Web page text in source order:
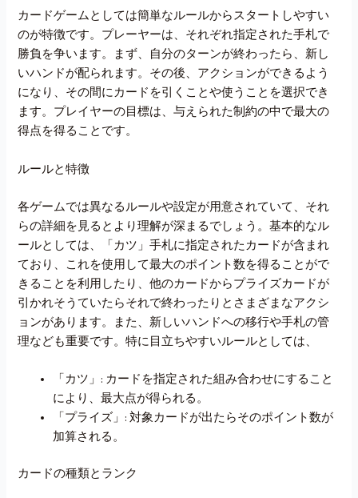
カードゲームとしては簡単なルールからスタートしやすい
のが特徴です。プレーヤーは、それぞれ指定された手札で
勝負を争います。まず、自分のターンが終わったら、新し
いハンドが配られます。その後、アクションができるよう
になり、その間にカードを引くことや使うことを選択でき
ます。プレイヤーの目標は、与えられた制約の中で最大の
得点を得ることです。
ルールと特徴
各ゲームでは異なるルールや設定が用意されていて、それ
らの詳細を見るとより理解が深まるでしょう。基本的なル
ールとしては、「カツ」手札に指定されたカードが含まれ
ており、これを使用して最大のポイント数を得ることがで
きることを利用したり、他のカードからプライズカードが
引かれそうていたらそれで終わったりとさまざまなアクシ
ョンがあります。また、新しいハンドへの移行や手札の管
理なども重要です。特に目立ちやすいルールとしては、
「カツ」: カードを指定された組み合わせにすること
により、最大点が得られる。
「プライズ」: 対象カードが出たらそのポイント数が
加算される。
カードの種類とランク